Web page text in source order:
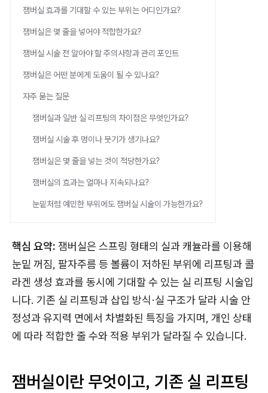
잼버실 효과를 기대할 수 있는 부위는 어디인가요?
잼버실은 몇 줄을 넣어야 적합한가요?
잼버실 시술 전 알아야 할 주의사항과 관리 포인트
잼버실은 어떤 분에게 도움이 될 수 있나요?
자주 묻는 질문
잼버실과 일반 실 리프팅의 차이점은 무엇인가요?
잼버실 시술 후 멍이나 붓기가 생기나요?
잼버실은 몇 줄을 넣는 것이 적당한가요?
잼버실의 효과는 얼마나 지속되나요?
눈밑처럼 예민한 부위에도 잼버실 시술이 가능한가요?
핵심 요약: 잼버실은 스프링 형태의 실과 캐뉼라를 이용해
눈밑 꺼짐, 팔자주름 등 볼륨이 저하된 부위에 리프팅과 콜
라겐 생성 효과를 동시에 기대할 수 있는 실 리프팅 시술입
니다. 기존 실 리프팅과 삽입 방식·실 구조가 달라 시술 안
정성과 유지력 면에서 차별화된 특징을 가지며, 개인 상태
에 따라 적합한 줄 수와 적용 부위가 달라질 수 있습니다.
잼버실이란 무엇이고, 기존 실 리프팅